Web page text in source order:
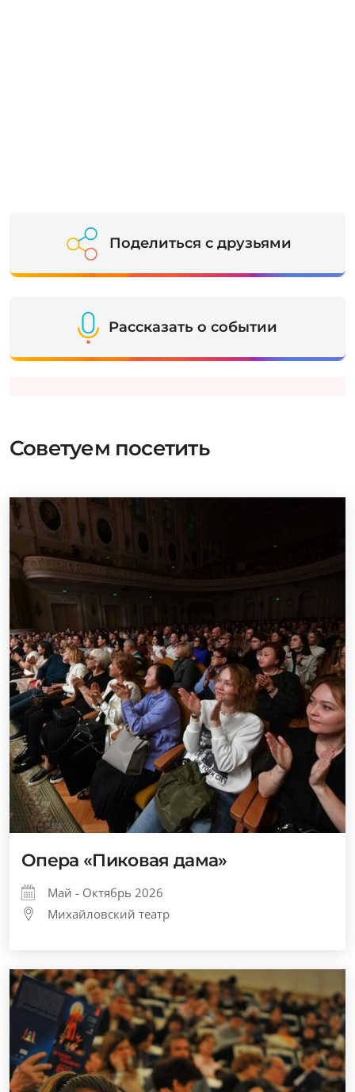
Поделиться с друзьями
Рассказать о событии
Советуем посетить
Опера «Пиковая дама»
Май - Октябрь 2026
Михайловский театр